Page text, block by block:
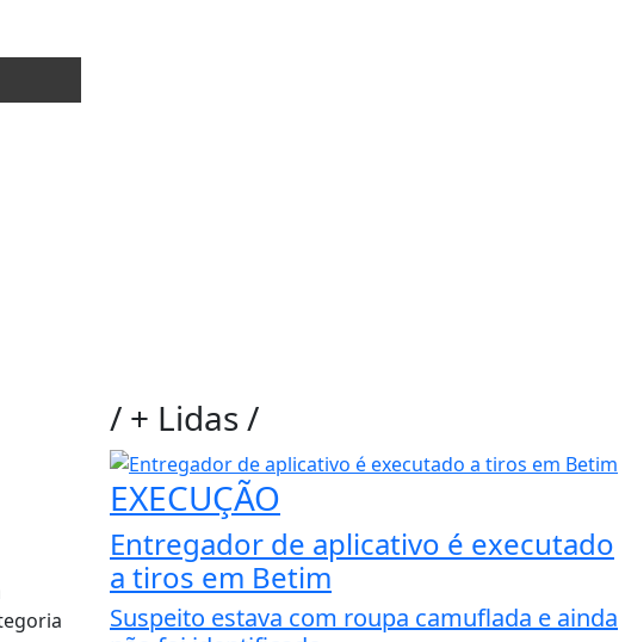
/ + Lidas/
EXECUÇÃO
Entregador de aplicativo é executado
a tiros em Betim
Suspeito estava com roupa camuflada e ainda